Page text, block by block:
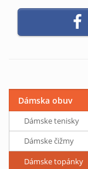
Dámska obuv
Dámske tenisky
Dámske čižmy
Dámske topánky